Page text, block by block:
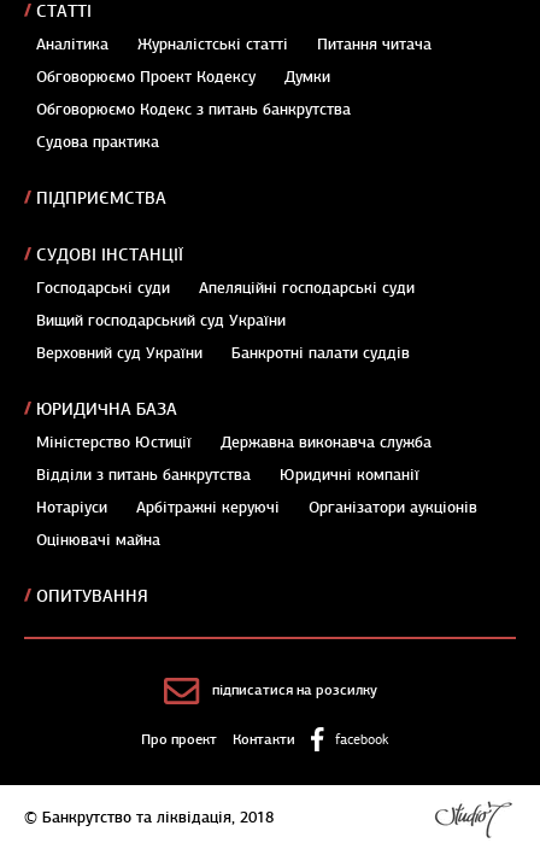
СТАТТІ
Аналітика Журналістські статті
Питання читача
Обговорюємо Проект Кодексу
Думки
Обговорюємо Кодекс з питань банкрутства
Судова практика
ПІДПРИЄМСТВА
СУДОВІ ІНСТАНЦІЇ
Господарські суди
Апеляційні господарські суди
Вищий господарський суд України
Верховний суд України
Банкротні палати суддів
ЮРИДИЧНА БАЗА
Міністерство Юстиції
Державна виконавча служба
Відділи з питань банкрутства
Юридичні компанії
Нотаріуси
Арбітражні керуючі
Організатори аукціонів
Оцінювачі майна
ОПИТУВАННЯ
підписатися на розсилку
Про проект Контакти facebook
© Банкрутство та ліквідація, 2018